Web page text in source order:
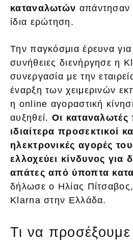
καταναλωτών απάντησαν
ίδια ερώτηση.
Την παγκόσμια έρευνα για
συνήθειες διενήργησε η
συνεργασία με την
έναρξη των χειμερινών
η online αγοραστική
αυξηθεί. Οι καταναλωτές
ιδιαίτερα προσεκτικοί
ηλεκτρονικές αγορές
ελλοχεύει κίνδυνος για
απάτες από ύποπτα
δήλωσε ο Ηλίας
Klarna στην Ελλάδα.
Τι να προσέξουμε